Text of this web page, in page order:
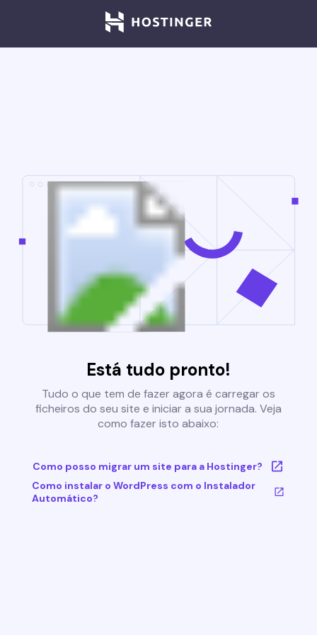
Está tudo pronto!
Tudo o que tem de fazer agora é carregar os
ficheiros do seu site e iniciar a sua jornada. Veja
como fazer isto abaixo:
Como posso migrar um site para a Hostinger?
Como instalar o WordPress com o Instalador
Automático?